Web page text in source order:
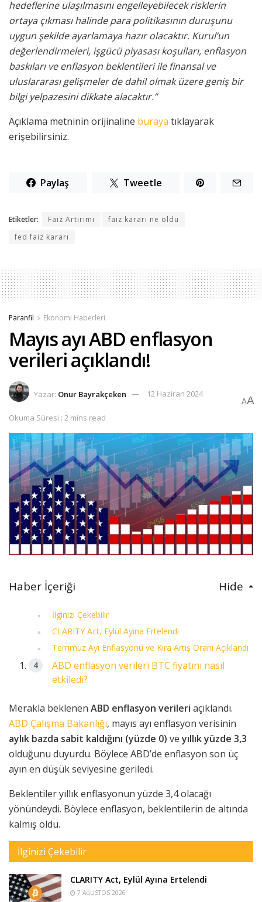
hedeflerine ulaşılmasını engelleyebilecek risklerin
ortaya çıkması halinde para politikasının duruşunu
uygun şekilde ayarlamaya hazır olacaktır. Kurul’un
değerlendirmeleri, işgücü piyasası koşulları, enflasyon
baskıları ve enflasyon beklentileri ile finansal ve
uluslararası gelişmeler de dahil olmak üzere geniş bir
bilgi yelpazesini dikkate alacaktır.”
Açıklama metninin orijinaline buraya tıklayarak
erişebilirsiniz.
Paylaş Tweetle
Etiketler: Faiz Artırımı
faiz kararı ne oldu
fed faiz kararı
Paranfil Ekonomi Haberleri
Mayıs ayı ABD enflasyon
verileri açıklandı!
Yazar: Onur Bayrakçeken 12 Haziran 2024
Okuma Süresi : 2 mins read
AA
Haber İçeriği Hide
İlginizi Çekebilir
CLARITY Act, Eylül Ayına Ertelendi
Temmuz Ayı Enflasyonu ve Kira Artış Oranı Açıklandı
ABD enflasyon verileri BTC fiyatını nasıl
etkiledi?
Merakla beklenen ABD enflasyon verileri açıklandı.
ABD Çalışma Bakanlığı, mayıs ayı enflasyon verisinin
aylık bazda sabit kaldığını (yüzde 0) veyıllık yüzde 3,3
olduğunu duyurdu. Böylece ABD’de enflasyon son üç
ayın en düşük seviyesine geriledi.
Beklentiler yıllık enflasyonun yüzde 3,4 olacağı
yönündeydi. Böylece enflasyon, beklentilerin de altında
kalmış oldu.
İlginizi Çekebilir
CLARITY Act, Eylül Ayına Ertelendi
7 AĞUSTOS 2026